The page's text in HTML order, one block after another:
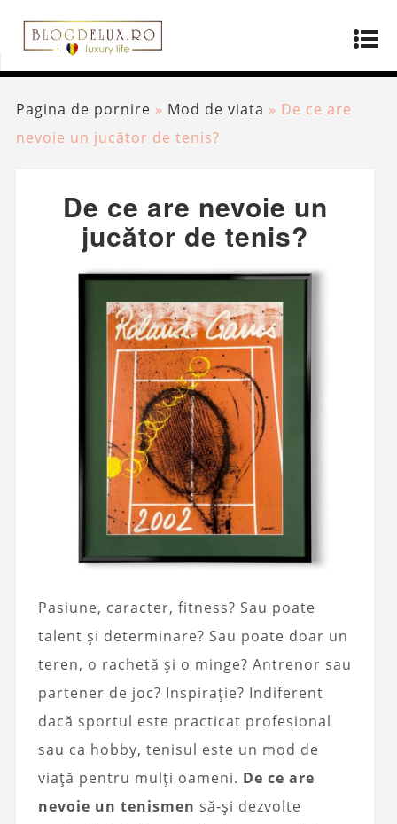
Pagina de pornire » Mod de viata » De ce are
nevoie un jucător de tenis?
De ce are nevoie un
jucător de tenis?
Pasiune, caracter, fitness? Sau poate
talent și determinare? Sau poate doar un
teren, o rachetă și o minge? Antrenor sau
partener de joc? Inspirație? Indiferent
dacă sportul este practicat profesional
sau ca hobby, tenisul este un mod de
viață pentru mulți oameni. De ce are
nevoie un tenismen să-și dezvolte